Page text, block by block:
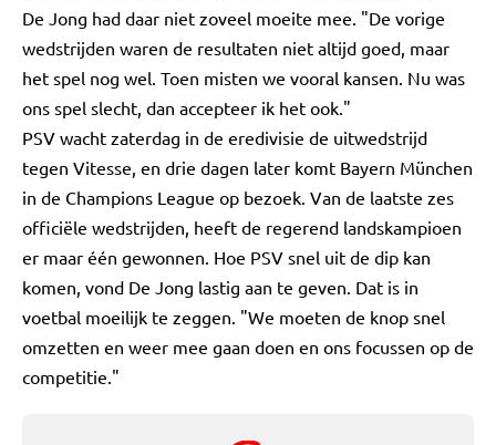
De Jong had daar niet zoveel moeite mee. "De vorige
wedstrijden waren de resultaten niet altijd goed, maar
het spel nog wel. Toen misten we vooral kansen. Nu was
ons spel slecht, dan accepteer ik het ook."
PSV wacht zaterdag in de eredivisie de uitwedstrijd
tegen Vitesse, en drie dagen later komt Bayern München
in de Champions League op bezoek. Van de laatste zes
officiële wedstrijden, heeft de regerend landskampioen
er maar één gewonnen. Hoe PSV snel uit de dip kan
komen, vond De Jong lastig aan te geven. Dat is in
voetbal moeilijk te zeggen. "We moeten de knop snel
omzetten en weer mee gaan doen en ons focussen op de
competitie."